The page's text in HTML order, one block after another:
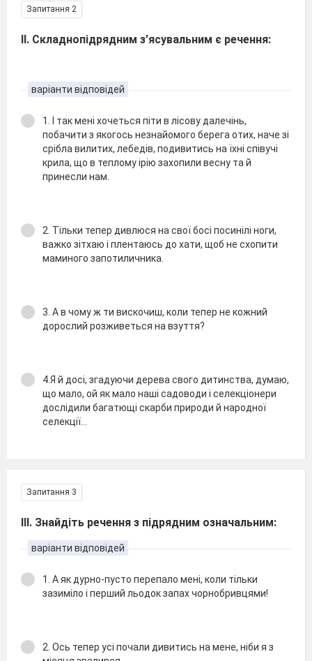
Запитання 2
ІІ. Складнопідрядним з’ясувальним є речення:
варіанти відповідей
1. I так менi хочеться пiти в лiсову далечiнь,
побачити з якогось незнайомого берега отих, наче зi
срiбла вилитих, лебедiв, подивитись на їхнi спiвучi
крила, що в теплому iрiю захопили весну та й
принесли нам.
2. Тiльки тепер дивлюся на свої босi посинiлi ноги,
важко зiтхаю i плентаюсь до хати, щоб не схопити
маминого запотиличника.
3. А в чому ж ти вискочиш, коли тепер не кожний
дорослий розживеться на взуття?
4.Я й досi, згадуючи дерева свого дитинства, думаю,
що мало, ой як мало нашi садоводи i селекцiонери
дослiдили багатющi скарби природи й народної
селекцiї...
Запитання 3
ІІІ. Знайдіть речення з підрядним означальним:
варіанти відповідей
1. А як дурно-пусто перепало менi, коли тiльки
зазимiло i перший льодок запах чорнобривцями!
2. Ось тепер усi почали дивитись на мене, нiби я з